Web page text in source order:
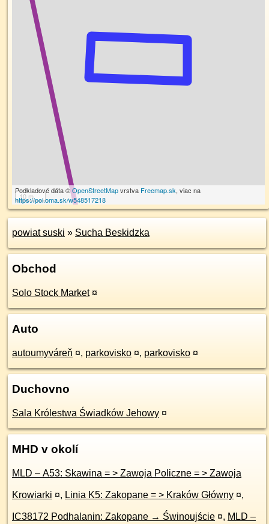
10 m
Podkladové dáta ©OpenStreetMapvrstva Freemap.sk, viac na
https://poi.oma.sk/w548517218
powiat suski » Sucha Beskidzka
Obchod
Solo Stock Market ¤
Auto
autoumyváreň ¤, parkovisko ¤, parkovisko ¤
Duchovno
Sala Królestwa Świadków Jehowy ¤
MHD v okolí
MLD – A53: Skawina = > Zawoja Policzne = > Zawoja
Krowiarki ¤, Linia K5: Zakopane = > Kraków Główny ¤,
IC38172 Podhalanin: Zakopane → Świnoujście ¤, MLD –